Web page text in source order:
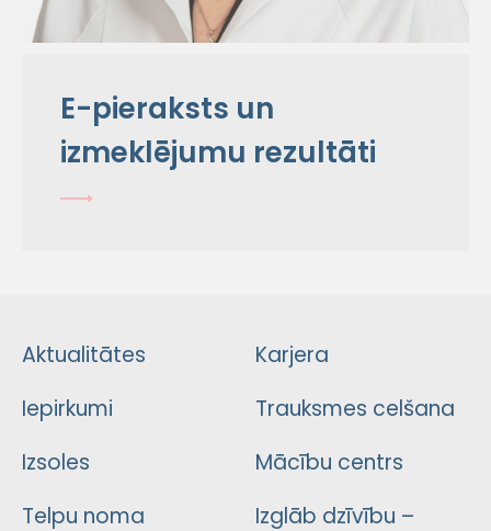
E-pieraksts un
izmeklējumu rezultāti
Aktualitātes
Iepirkumi
Izsoles
Telpu noma
Karjera
Trauksmes celšana
Mācību centrs
Izglāb dzīvību –